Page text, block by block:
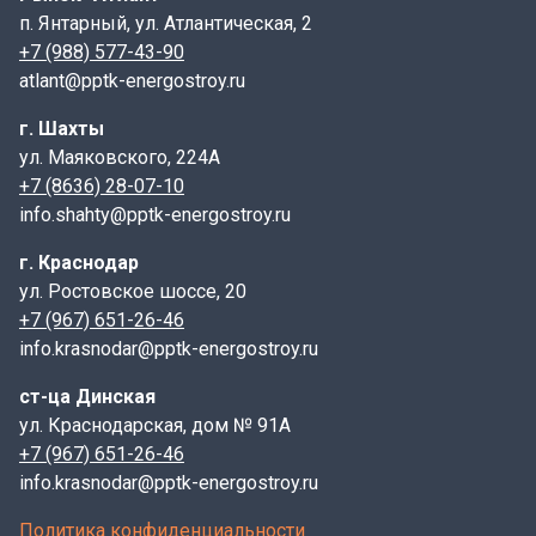
п. Янтарный, ул. Атлантическая, 2
+7 (988) 577-43-90
atlant@pptk-energostroy.ru
г. Шахты
ул. Маяковского, 224А
+7 (8636) 28-07-10
info.shahty@pptk-energostroy.ru
г. Краснодар
ул. Ростовское шоссе, 20
+7 (967) 651-26-46
info.krasnodar@pptk-energostroy.ru
ст-ца Динская
ул. Краснодарская, дом № 91А
+7 (967) 651-26-46
info.krasnodar@pptk-energostroy.ru
Политика конфиденциальности